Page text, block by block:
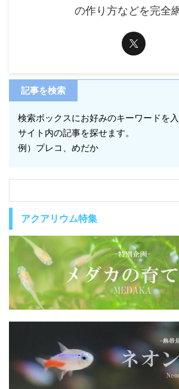
の作り方などを完全
記事を検索
検索ボックスにお好みのキーワードを
サイト内の記事を探せます。
例）プレコ、めだか
アクアリウム特集